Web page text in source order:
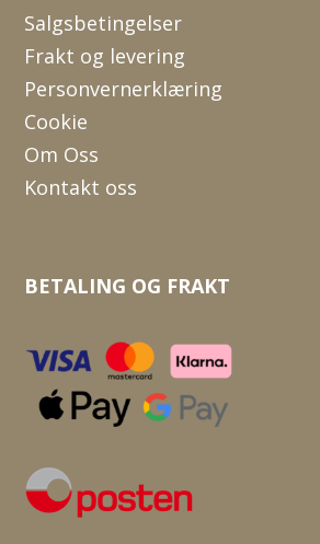
Salgsbetingelser
Frakt og levering
Personvernerklæring
Cookie
Om Oss
Kontakt oss
BETALING OG FRAKT